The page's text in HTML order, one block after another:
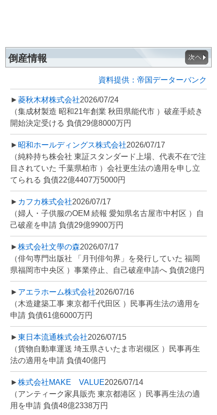
倒産情報
資料提供：帝国データーバンク
►菱秋木材株式会社2026/07/24
（集成材製造 昭和21年創業 秋田県能代市 ）破産手続き
開始決定受ける 負債29億8000万円
► 昭和ホールディングス株式会社2026/07/17
（純粋持ち株会社 東証スタンダード上場、代表不在で注
目されていた 千葉県柏市 ）会社更生法の適用を申し立
てられる 負債22億4407万5000円
► カフカ株式会社2026/07/17
（婦人・子供服のOEM 続報 愛知県名古屋市中村区 ）自
己破産を申請 負債29億9900万円
►株式会社文學の森2026/07/17
（俳句専門出版社 「月刊俳句界」を発行していた 福岡
県福岡市中央区 ）事業停止、自己破産申請へ 負債2億円
► アエラホーム株式会社2026/07/16
（木造建築工事 東京都千代田区 ）民事再生法の適用を
申請 負債61億6000万円
►東日本流通株式会社2026/07/15
（貨物自動車運送 埼玉県さいたま市岩槻区 ）民事再生
法の適用を申請 負債40億円
►株式会社MAKE VALUE2026/07/14
（アンティーク家具販売 東京都港区 ）民事再生法の適
用を申請 負債48億2338万円